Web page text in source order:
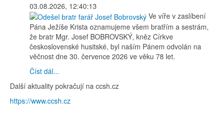
03.08.2026, 12:40:13
Ve víře v zaslíbení
Pána Ježíše Krista oznamujeme všem bratřím a sestrám,
že bratr Mgr. Josef BOBROVSKÝ, kněz Církve
československé husitské, byl naším Pánem odvolán na
věčnost dne 30. července 2026 ve věku 78 let.
Číst dál...
Další aktuality pokračují na ccsh.cz
https://www.ccsh.cz